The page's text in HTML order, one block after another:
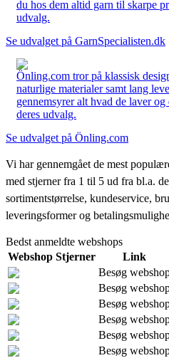
du hos dem altid garn til skarpe
udvalg.
Se udvalget på GarnSpecialisten.dk
Önling.com tror på klassisk
naturlige materialer samt lang
gennemsyrer alt hvad de laver
deres udvalg.
Se udvalget på Önling.com
Vi har gennemgået de mest
med stjerner fra 1 til 5 ud fra bl.a.
sortimentstørrelse, kundeservice,
leveringsformer og
Bedst anmeldte webshops
Webshop Stjerner
Link
Besøg
Besøg
Besøg
Besøg
Besøg
Besøg